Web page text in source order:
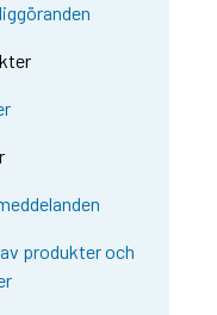
produkter och